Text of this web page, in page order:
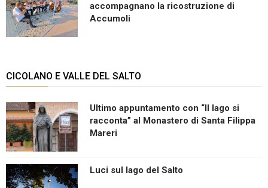
accompagnano la ricostruzione di
Accumoli
CICOLANO E VALLE DEL SALTO
Ultimo appuntamento con “Il lago si
racconta” al Monastero di Santa Filippa
Mareri
Luci sul lago del Salto